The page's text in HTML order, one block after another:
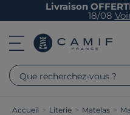
Livraison
18/08
Que recherchez-vous ?
Accueil > Literie > Matelas >